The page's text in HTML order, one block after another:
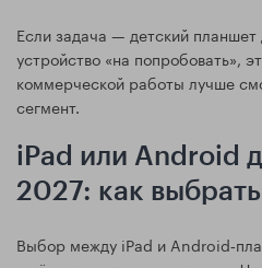
Если задача — детский планшет
устройство «на попробовать»,
коммерческой работы лучше
сегмент.
iPad или Android
2027: как выбрать
Выбор между iPad и